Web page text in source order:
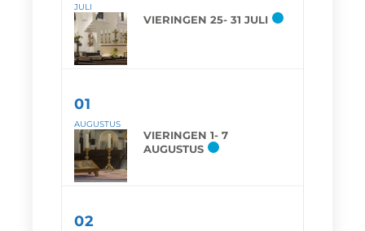
JULI
VIERINGEN 25- 31 JULI
01
AUGUSTUS
VIERINGEN 1- 7
AUGUSTUS
02